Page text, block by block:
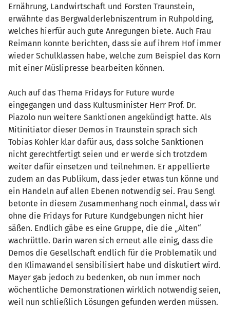
Ernährung, Landwirtschaft und Forsten Traunstein,
erwähnte das Bergwalderlebniszentrum in Ruhpolding,
welches hierfür auch gute Anregungen biete. Auch Frau
Reimann konnte berichten, dass sie auf ihrem Hof immer
wieder Schulklassen habe, welche zum Beispiel das Korn
mit einer Müslipresse bearbeiten können.
Auch auf das Thema Fridays for Future wurde
eingegangen und dass Kultusminister Herr Prof. Dr.
Piazolo nun weitere Sanktionen angekündigt hatte. Als
Mitinitiator dieser Demos in Traunstein sprach sich
Tobias Kohler klar dafür aus, dass solche Sanktionen
nicht gerechtfertigt seien und er werde sich trotzdem
weiter dafür einsetzen und teilnehmen. Er appellierte
zudem an das Publikum, dass jeder etwas tun könne und
ein Handeln auf allen Ebenen notwendig sei. Frau Sengl
betonte in diesem Zusammenhang noch einmal, dass wir
ohne die Fridays for Future Kundgebungen nicht hier
säßen. Endlich gäbe es eine Gruppe, die die „Alten“
wachrüttle. Darin waren sich erneut alle einig, dass die
Demos die Gesellschaft endlich für die Problematik und
den Klimawandel sensibilisiert habe und diskutiert wird.
Mayer gab jedoch zu bedenken, ob nun immer noch
wöchentliche Demonstrationen wirklich notwendig seien,
weil nun schließlich Lösungen gefunden werden müssen.